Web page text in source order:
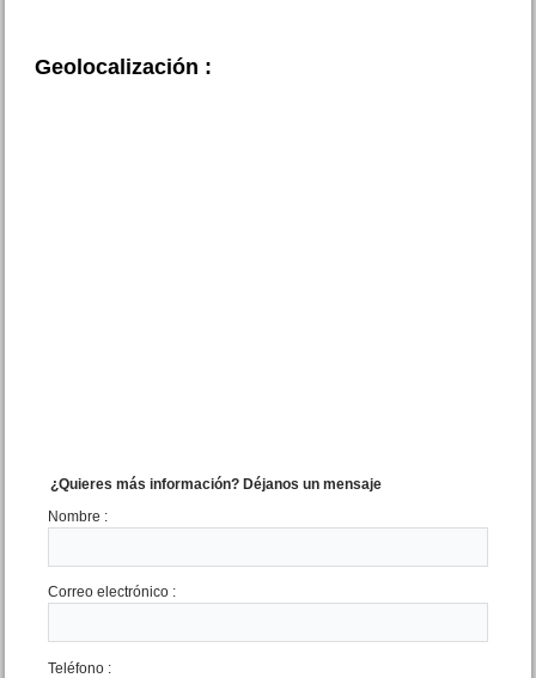
Mar de Ajo N.
Geolocalización :
¿Quieres más información? Déjanos un mensaje
Nombre :
Correo electrónico :
Teléfono :